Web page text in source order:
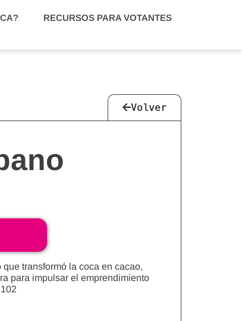
RECURSOS PARA VOTANTES
Volver
transformó la coca en cacao,
para impulsar el emprendimiento